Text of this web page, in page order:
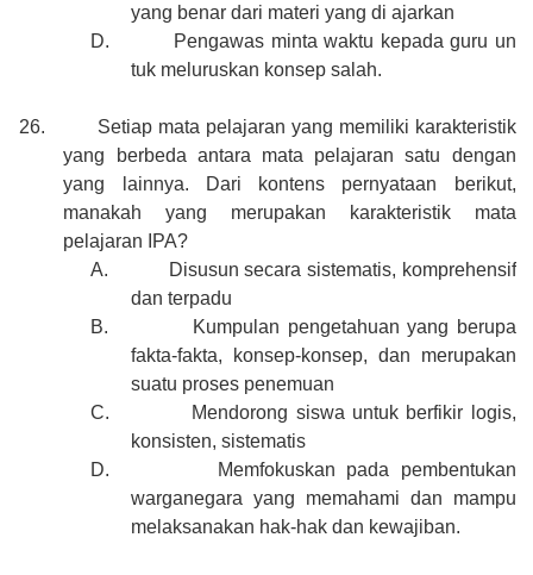
yang benar dari materi yang di ajarkan
D.
Pengawas minta waktu kepada guru un
tuk meluruskan konsep salah.
26.
Setiap mata pelajaran yang memiliki karakteristik
yang berbeda antara mata pelajaran satu dengan
yang lainnya. Dari kontens pernyataan berikut,
manakah yang merupakan karakteristik mata
pelajaran IPA?
A.
Disusun secara sistematis, komprehensif
dan terpadu
B.
Kumpulan pengetahuan yang berupa
fakta-fakta, konsep-konsep, dan merupakan
suatu proses penemuan
C.
Mendorong siswa untuk berfikir logis,
konsisten, sistematis
D.
Memfokuskan pada pembentukan
warganegara yang memahami dan mampu
melaksanakan hak-hak dan kewajiban.